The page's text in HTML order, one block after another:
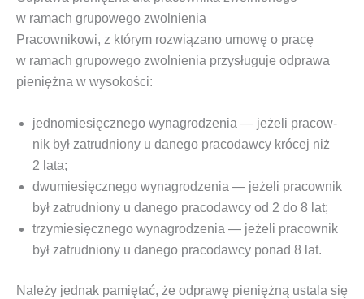
w ramach grupowego zwolnienia
Pra­cow­ni­ko­wi, z któ­rym roz­wią­za­no umo­wę o pra­cę
w ramach gru­po­we­go zwol­nie­nia przy­słu­gu­je odpra­wa
pie­nięż­na w wysokości:
jed­no­mie­sięcz­ne­go wyna­gro­dze­nia — jeże­li pra­cow­
nik był zatrud­nio­ny u dane­go pra­co­daw­cy kró­cej niż
2 lata;
dwu­mie­sięcz­ne­go wyna­gro­dze­nia — jeże­li pra­cow­nik
był zatrud­nio­ny u dane­go pra­co­daw­cy od 2 do 8 lat;
trzy­mie­sięcz­ne­go wyna­gro­dze­nia — jeże­li pra­cow­nik
był zatrud­nio­ny u dane­go pra­co­daw­cy ponad 8 lat.
Nale­ży jed­nak pamię­tać, że odpra­wę pie­nięż­ną usta­la się